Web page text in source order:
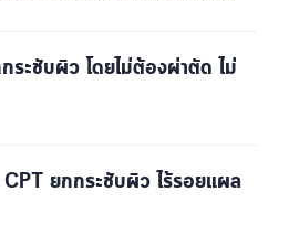
ะชับผิว โดยไม่ต้องผ่าตัด ไม่
ยกกระชับผิว ไร้รอยแผล